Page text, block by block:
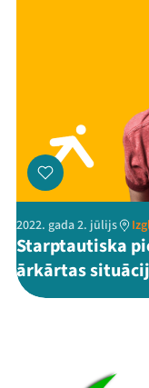
2022. gada 2. jūlijs
Starptautiska
ārkārtas